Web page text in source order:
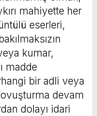
mahiyette her
eserleri,
kumar,
madde
bir adli veya
devam
dolayı idari